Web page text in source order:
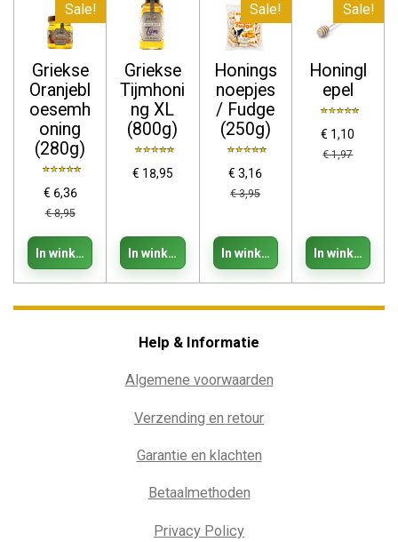
Sale!
Griekse
Oranjebl
oesemh
oning
(280g)
€ 6,36
€ 8,95
In winkelwagen
Griekse
Tijmhoni
ng XL
(800g)
€ 18,95
In winkelwagen
Sale!
Honings
noepjes
/ Fudge
(250g)
€ 3,16
€ 3,95
In winkelwagen
Sale!
Honingl
epel
€ 1,10
€ 1,97
In
Help & Informatie
Algemene voorwaarden
Verzending en retour
Garantie en klachten
Betaalmethoden
Privacy Policy